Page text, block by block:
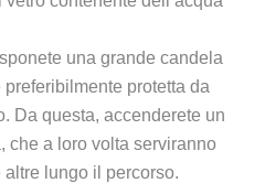
una grande candela
protetta da
Da questa, accenderete un
che a loro volta serviranno
lungo il percorso.